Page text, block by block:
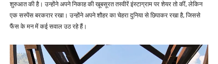
शुरुआत की है। उन्होंने अपने निकाह की खूबसूरत तस्वीरें इंस्टाग्राम पर शेयर तो कीं, लेकिन
एक सस्पेंस बरकरार रखा। उन्होंने अपने शौहर का चेहरा दुनिया से छिपाकर रखा है, जिससे
फैंस के मन में कई सवाल उठ रहे हैं।